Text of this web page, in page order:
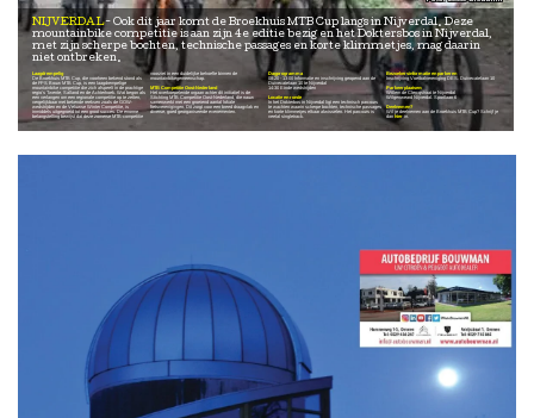
NIJVERDAL
mountainbike competitie is aan zijn 4e editie bezig en het Doktersbos in Nijverdal,
met zijn scherpe bochten, technische passages en korte klimmetjes, mag daarin
niet ontbreken.
Laagdrempelig
De Broekhuis MTB Cup, die voorheen bekend stond als
de FPS Bouw MTB Cup, is een laagdrempelige
mountainbike competitie die zich afspeelt in de prachtige
regio's Twente, Salland en de Achterhoek. Wat begon als
een verlangen om een regionale competitie op te zetten,
vergelijkbaar met bekende reeksen zoals de GOW-
wedstrijden en de Veluwse Winter Competitie, is
inmiddels uitgegroeid tot een groot succes. De enorme
belangstelling bewijst dat deze zomerse MTB-competitie
voorziet in een duidelijke behoefte binnen de
mountainbikegemeenschap.
MTB Competitie Oost-Nederland
Het overkoepelende orgaan achter dit initiatief is de
Stichting MTB Competitie Oost-Nederland, die nauw
samenwerkt met een groeiend aantal lokale
fietsverenigingen. Dit zorgt voor een breed draagvlak en
diverse, goed georganiseerde evenementen.
Dagprogramma
08:20 - 13:00 Informatie en inschrijving geopend aan de
Duivecatelaan 10 te Nijverdal
14:30 Einde wedstrijden
Locatie en ronde
In het Dokterbos in Nijverdal ligt een technisch parcours
te wachten waarin scherpe bochten, technische passages
en korte klimmetjes elkaar afwisselen. Het parcours is
veelal singletrack.
Bezoekersinformatie en parkeren
Inschrijving Voetbalvereniging DES. Duivecatelaan 10
Parkeerplaatsen:
Willem de Clercqstraat te Nijverdal
Wilgenweard Nijverdal. Sportlaan 6
Deelnemen?
Wil je deelnemen aan de Broekhuis MTB Cup? Schrijf je
dan hierin.